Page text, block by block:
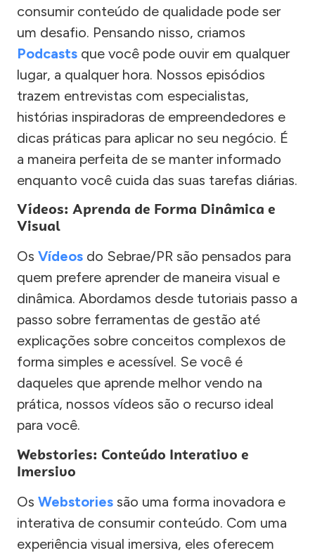
consumir conteúdo de qualidade pode ser
um desafio. Pensando nisso, criamos
Podcasts que você pode ouvir em qualquer
lugar, a qualquer hora. Nossos episódios
trazem entrevistas com especialistas,
histórias inspiradoras de empreendedores e
dicas práticas para aplicar no seu negócio. É
a maneira perfeita de se manter informado
enquanto você cuida das suas tarefas diárias.
Vídeos: Aprenda de Forma Dinâmica e
Visual
Os Vídeos do Sebrae/PR são pensados para
quem prefere aprender de maneira visual e
dinâmica. Abordamos desde tutoriais passo a
passo sobre ferramentas de gestão até
explicações sobre conceitos complexos de
forma simples e acessível. Se você é
daqueles que aprende melhor vendo na
prática, nossos vídeos são o recurso ideal
para você.
Webstories: Conteúdo Interativo e
Imersivo
Os Webstories são uma forma inovadora e
interativa de consumir conteúdo. Com uma
experiência visual imersiva, eles oferecem